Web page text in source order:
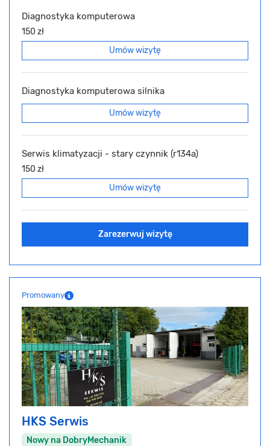
Diagnostyka komputerowa
150 zł
Umów wizytę
Diagnostyka komputerowa silnika
Umów wizytę
Serwis klimatyzacji - stary czynnik (r134a)
150 zł
Umów wizytę
Zarezerwuj wizytę
Promowany
HKS Serwis
Nowy na DobryMechanik